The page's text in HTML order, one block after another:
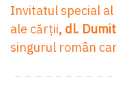
Invitatul special
ale cărții, dl.
singurul român